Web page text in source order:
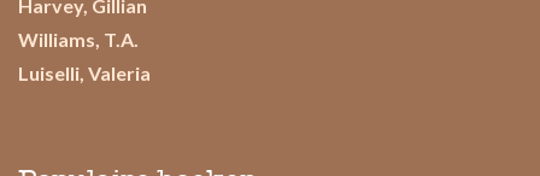
Harvey, Gillian
Williams, T.A.
Luiselli, Valeria